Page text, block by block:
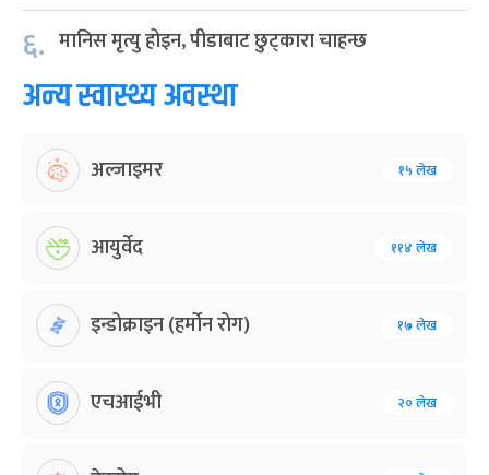
६. मानिस मृत्यु होइन, पीडाबाट छुट्कारा चाहन्छ
अन्य स्वास्थ्य अवस्था
अल्जाइमर १५ लेख
आयुर्वेद ११४ लेख
इन्डोक्राइन (हर्मोन रोग) १७ लेख
एचआईभी २० लेख